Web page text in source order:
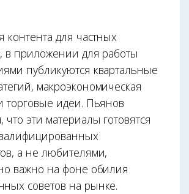
контента для частных
в приложении для работы
публикуются квартальные
макроэкономическая
торговые идеи. Пьянов
что эти материалы готовятся
а не любителями,
важно на фоне обилия
советов на рынке.